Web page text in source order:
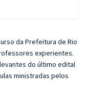
da Prefeitura de Rio
experientes.
do último edital
ministradas pelos